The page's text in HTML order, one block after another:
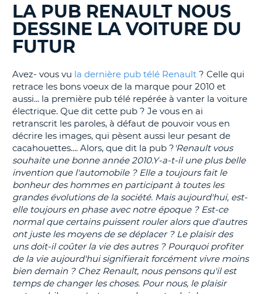
RECHERCHER
DES
BLOGS......
LA PUB RENAULT NOUS
DESSINE LA VOITURE DU
FUTUR
Avez- vous vu la dernière pub télé Renault ? Celle qui
retrace les bons voeux de la marque pour 2010 et
aussi... la première pub télé repérée à vanter la voiture
électrique. Que dit cette pub ? Je vous en ai
retranscrit les paroles, à défaut de pouvoir vous en
décrire les images, qui pèsent aussi leur pesant de
cacahouettes.... Alors, que dit la pub ? 'Renault vous
souhaite une bonne année 2010.Y-a-t-il une plus belle
invention que l'automobile ? Elle a toujours fait le
bonheur des hommes en participant à toutes les
grandes évolutions de la société. Mais aujourd'hui, est-
elle toujours en phase avec notre époque ? Est-ce
normal que certains puissent rouler alors que d'autres
ont juste les moyens de se déplacer ? Le plaisir des
uns doit-il coûter la vie des autres ? Pourquoi profiter
de la vie aujourd'hui signifierait forcément vivre moins
bien demain ? Chez Renault, nous pensons qu'il est
temps de changer les choses. Pour nous, le plaisir